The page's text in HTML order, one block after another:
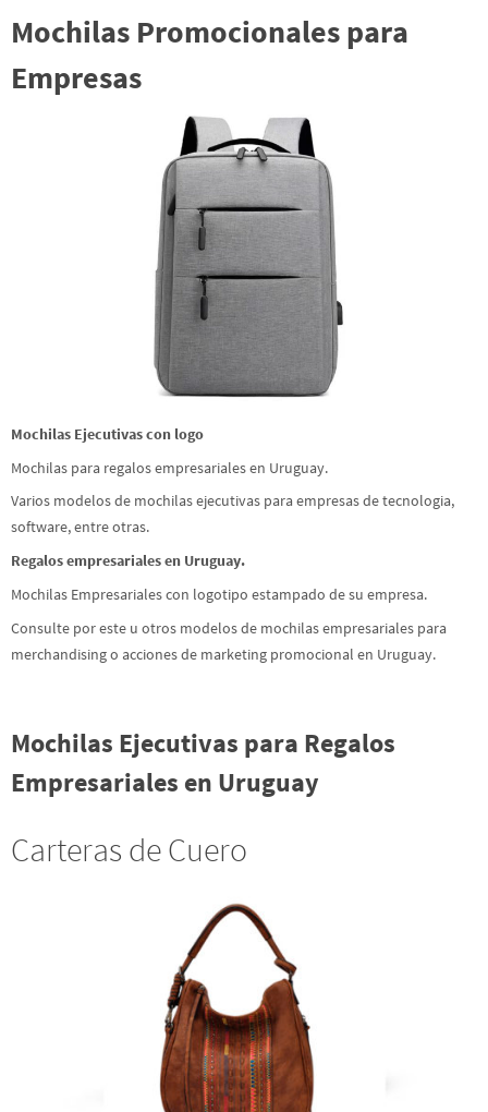
Mochilas Promocionales para
Empresas
Mochilas Ejecutivas con logo
Mochilas para regalos empresariales en Uruguay.
Varios modelos de mochilas ejecutivas para empresas de tecnologia,
software, entre otras.
Regalos empresariales en Uruguay.
Mochilas Empresariales con logotipo estampado de su empresa.
Consulte por este u otros modelos de mochilas empresariales para
merchandising o acciones de marketing promocional en Uruguay.
Mochilas Ejecutivas para Regalos
Empresariales en Uruguay
Carteras de Cuero